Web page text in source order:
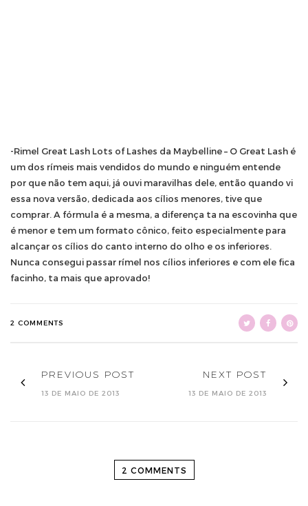
-Rimel Great Lash Lots of Lashes da Maybelline – O Great Lash é
um dos rímeis mais vendidos do mundo e ninguém entende
por que não tem aqui, já ouvi maravilhas dele, então quando vi
essa nova versão, dedicada aos cílios menores, tive que
comprar. A fórmula é a mesma, a diferença ta na escovinha que
é menor e tem um formato cônico, feito especialmente para
alcançar os cílios do canto interno do olho e os inferiores.
Nunca consegui passar rímel nos cílios inferiores e com ele fica
facinho, ta mais que aprovado!
2 COMMENTS
PREVIOUS POST
13 DE MAIO DE 2013
NEXT POST
13 DE MAIO DE 2013
2 COMMENTS